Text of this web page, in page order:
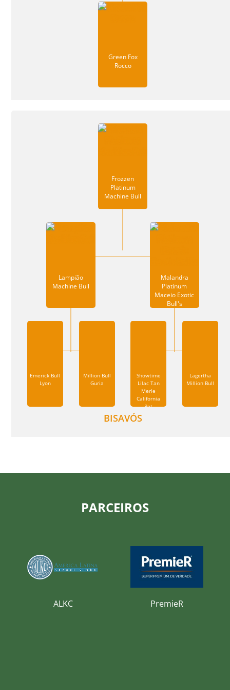
Green Fox
Rocco
Frozzen
Platinum
Machine Bull
Lampião
Machine Bull
Malandra
Platinum
Maceio Exotic
Bull's
Emerick Bull
Lyon
Million Bull
Guria
Showtime
Lilac Tan
Merle
California
Pet
Lagertha
Million Bull
BISAVÓS
PARCEIROS
ALKC PremieR